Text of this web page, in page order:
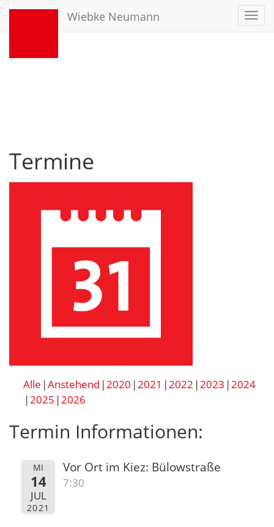
Wiebke Neumann
Termine
Alle Anstehend 2020 2021 2022 2023 2024
2025 2026
Termin Informationen:
MI
14
JUL
2021
Vor Ort im Kiez: Bülowstraße
7:30